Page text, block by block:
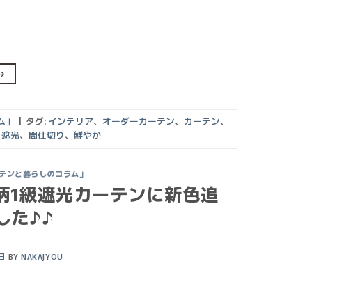
| タグ: インテリア、 オーダーカーテン、 カーテン、
遮光、 間仕切り、 鮮やか
ンと暮らしのコラム」
級遮光カーテンに新色追
た♪♪
BYNAKAJYOU